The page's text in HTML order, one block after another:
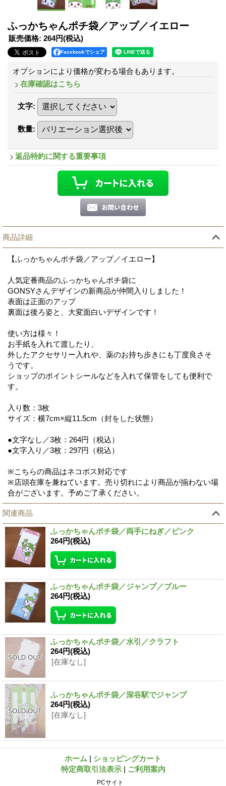
ふっかちゃんポチ袋／アップ／イエロー
販売価格: 264円(税込)
Facebookでシェア
オプションにより価格が変わる場合もあります。
在庫確認はこちら
文字:
数量:
返品特約に関する重要事項
商品詳細
【ふっかちゃんポチ袋／アップ／イエロー】
人気定番商品のふっかちゃんポチ袋に
GONSYさんデザインの新商品が仲間入りしました！
表面は正面のアップ
裏面は後ろ姿と、大変面白いデザインです！
使い方は様々！
お手紙を入れて渡したり、
外したアクセサリー入れや、薬のお持ち歩きにも丁度良さそ
うです。
ショップのポイントシールなどを入れて保管をしても便利で
す。
入り数：3枚
サイズ：横7cm×縦11.5cm（封をした状態）
●文字なし／3枚：264円（税込）
●文字入り／3枚：297円（税込）
※こちらの商品はネコポス対応です
※店頭在庫を兼ねています。売り切れにより商品が揃わない場
合がございます。予めご了承ください。
関連商品
ふっかちゃんポチ袋／両手にねぎ／ピンク
264円(税込)
ふっかちゃんポチ袋／ジャンプ／ブルー
264円(税込)
ふっかちゃんポチ袋／水引／クラフト
264円(税込)
[在庫なし]
ふっかちゃんポチ袋／深谷駅でジャンプ
264円(税込)
[在庫なし]
ホーム | ショッピングカート
特定商取引法表示 | ご利用案内
PCサイト